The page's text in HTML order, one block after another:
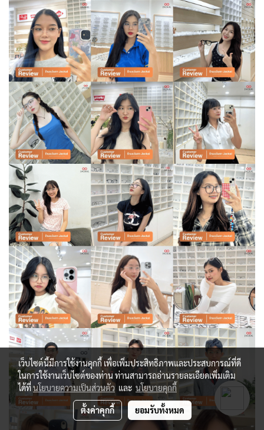
เว็บไซต์นี้มีการใช้งานคุกกี้ เพื่อเพิ่มประสิทธิภาพและประสบการณ์ที่ดี
ในการใช้งานเว็บไซต์ของท่าน ท่านสามารถอ่านรายละเอียดเพิ่มเติม
ได้ที่นโยบายความเป็นส่วนตัว และ นโยบายคุกกี้
ตั้งค่าคุกกี้ ยอมรับทั้งหมด